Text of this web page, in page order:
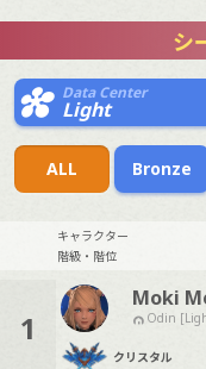
シ
Data Center
Light
ALL Bronze
キャラクター
階級・階位
1
Moki
Odin
クリスタル